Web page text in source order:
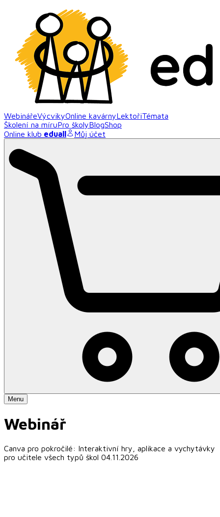
WebinářeVýcvikyOnline kavárnyLektořiTémata
Školení na míruPro školyBlogShop
Online klub eduall Můj účet
Menu
Webinář
Canva pro pokročilé: Interaktivní hry, aplikace a vychytávky
pro učitele všech typů škol 04.11.2026